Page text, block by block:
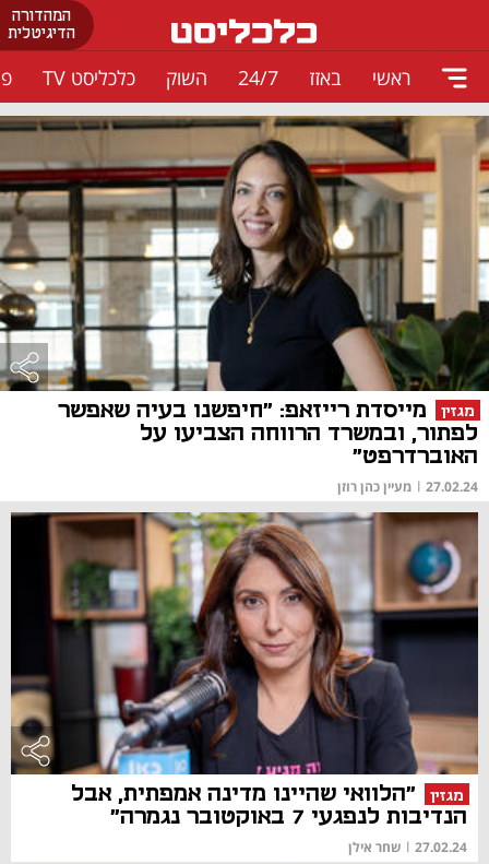
המהדורה
הדיגיטלית
ראשי באזז 24/7 השוק כלכליסט TV
מגזין
מייסדת רייזאפ: "חיפשנו בעיה שאפשר
לפתור, ובמשרד הרווחה הצביעו על
האוברדרפט"
27.02.24
| מעיין כהן רוזן
מגזין
"הלוואי שהיינו מדינה אמפתית, אבל
הנדיבות לנפגעי 7 באוקטובר נגמרה"
27.02.24
| שחר אילן